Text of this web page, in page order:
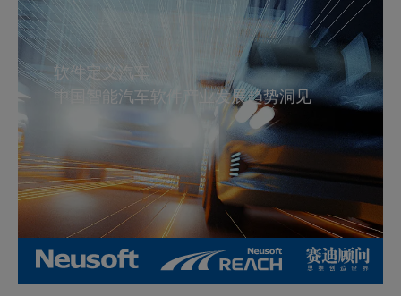
软件定义汽车
中国智能汽车软件产业发展趋势洞见